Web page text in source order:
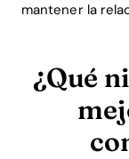
mantener la
¿Qué